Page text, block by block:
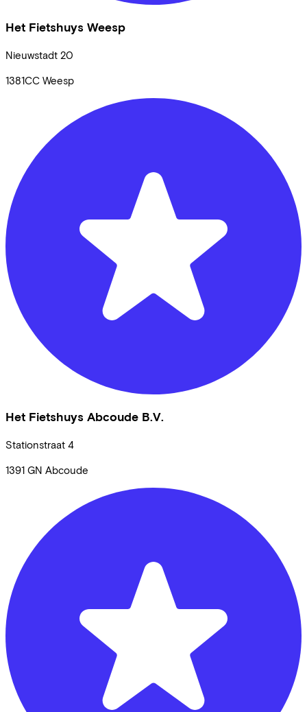
Het Fietshuys Weesp
Nieuwstadt 20
1381CC Weesp
Het Fietshuys Abcoude B.V.
Stationstraat 4
1391 GN Abcoude